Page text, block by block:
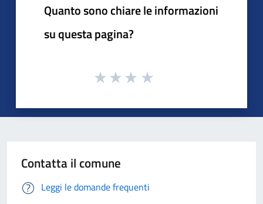
Quanto sono chiare le informazioni
su questa pagina?
Contatta il comune
Leggi le domande frequenti